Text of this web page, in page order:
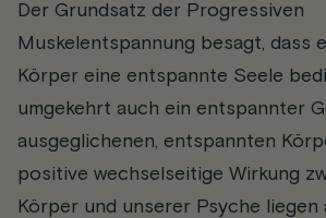
Der Grundsatz der Progressiven
Muskelentspannung besagt, dass
Körper eine entspannte Seele
umgekehrt auch ein entspannter
ausgeglichenen, entspannten
positive wechselseitige Wirkung
Körper und unserer Psyche liegen